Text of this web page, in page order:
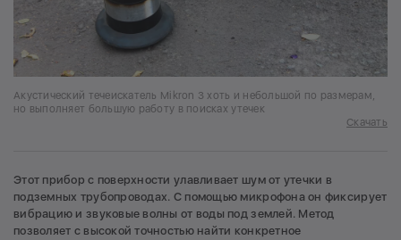
Акустический течеискатель Mikron 3 хоть и небольшой по размерам,
но выполняет большую работу в поисках утечек
Скачать
Этот прибор с поверхности улавливает шум от утечки в
подземных трубопроводах. С помощью микрофона он фиксирует
вибрацию и звуковые волны от воды под землей. Метод
позволяет с высокой точностью найти конкретное